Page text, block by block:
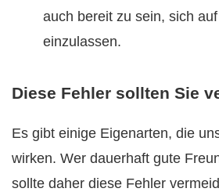
auch bereit zu sein, sich
einzulassen.
Diese Fehler sollten Sie
Es gibt einige Eigenarten, die
wirken. Wer dauerhaft gute
sollte daher diese Fehler